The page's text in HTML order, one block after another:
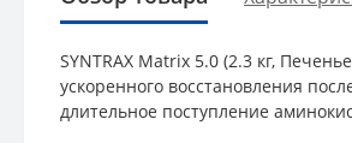
SYNTRAX Matrix 5.0 (2.3 кг,
ускоренного восстановления
длительное поступление